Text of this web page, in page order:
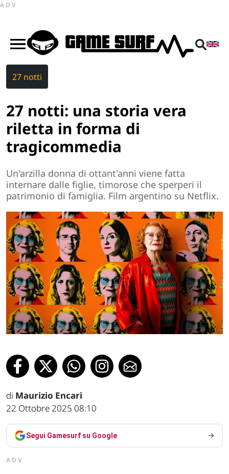
ADV
27 notti
27 notti: una storia vera
riletta in forma di
tragicommedia
Un'arzilla donna di ottant'anni viene fatta
internare dalle figlie, timorose che sperperi il
patrimonio di famiglia. Film argentino su Netflix.
di Maurizio Encari
22 Ottobre 2025 08:10
Segui Gamesurf su Google
ADV